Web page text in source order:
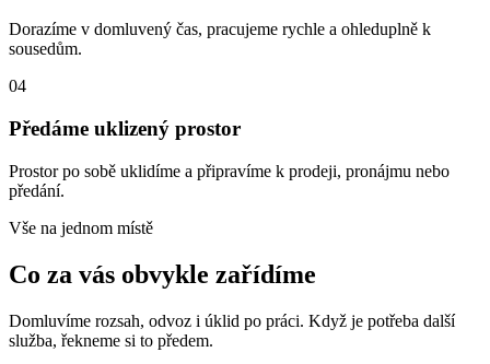
Dorazíme v domluvený čas, pracujeme rychle a ohleduplně k
sousedům.
04
Předáme uklizený prostor
Prostor po sobě uklidíme a připravíme k prodeji, pronájmu nebo
předání.
Vše na jednom místě
Co za vás obvykle zařídíme
Domluvíme rozsah, odvoz i úklid po práci. Když je potřeba další
služba, řekneme si to předem.